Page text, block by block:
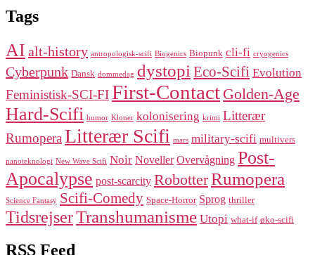
Tags
AI alt-history antropologisk-scifi Biogenics Biopunk cli-fi cryogenics
Cyberpunk Dansk dommedag dystopi Eco-Scifi Evolution
Feministisk-SCI-FIFirst-Contact Golden-Age
Hard-Scifi humor Kloner kolonisering krimi Litterær
RumoperaLitterær Scifi mars military-scifi multivers
nanoteknologi New Wave Scifi Noir Noveller Overvågning Post-
Apocalypse post-scarcity RobotterRumopera
Science Fantasy Scifi-Comedy Space-Horror Sprog thriller
TidsrejserTranshumanisme Utopi what-if øko-scifi
RSS Feed